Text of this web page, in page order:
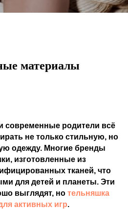
материалы
современные родители всё
не только стильную, но
одежду. Многие бренды
изготовленные из
тканей, что
для детей и планеты. Эти
выглядят, но тельняшка
активных игр.